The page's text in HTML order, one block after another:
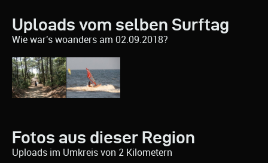
Uploads vom selben Surftag
Wie war's woanders am 02.09.2018?
Fotos aus dieser Region
Uploads im Umkreis von 2 Kilometern